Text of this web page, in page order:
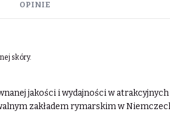
skóry.
OPINIE
jakości i wydajności w
zakładem rymarskim w